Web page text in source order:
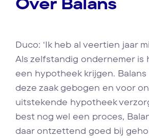
Duco: ‘Ik heb al veertien jaar
Als zelfstandig ondernemer is
een hypotheek krijgen.
deze zaak gebogen en voor
uitstekende hypotheek
best nog wel een proces,
daar ontzettend goed bij